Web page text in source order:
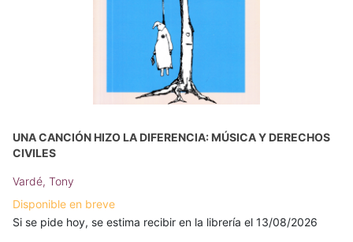
UNA CANCIÓN HIZO LA DIFERENCIA: MÚSICA Y DERECHOS
CIVILES
Vardé, Tony
Disponible en breve
Si se pide hoy, se estima recibir en la librería el 13/08/2026